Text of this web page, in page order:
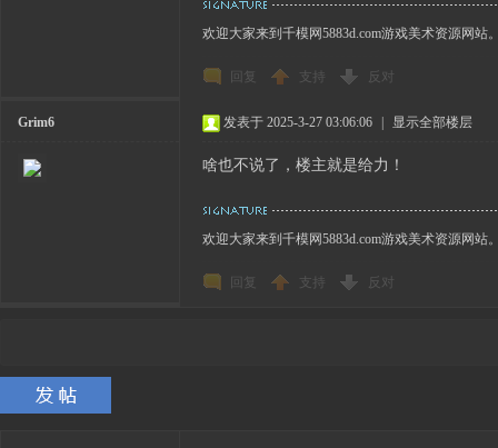
欢迎大家来到千模网5883d.com游戏美术资源网站
回复 支持 反对
Grim6 发表于 2025-3-27 03:06:06 显示全部楼层
啥也不说了，楼主就是给力！
欢迎大家来到千模网5883d.com游戏美术资源网站
回复 支持 反对